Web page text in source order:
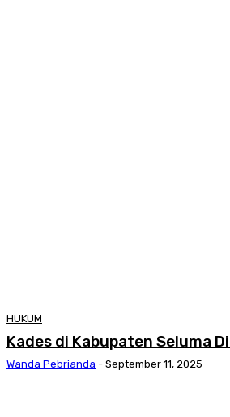
HUKUM
Kades di Kabupaten Seluma
Wanda Pebrianda - September 11, 2025